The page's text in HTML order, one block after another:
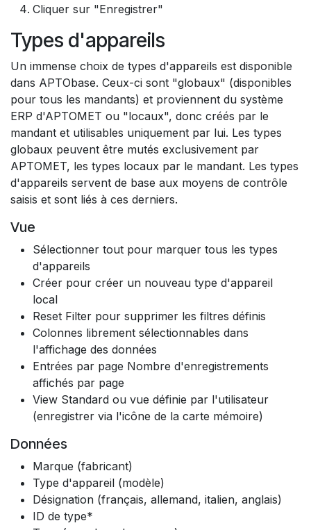
Cliquer sur "Enregistrer"
Types d'appareils
Un immense choix de types d'appareils est disponible
dans APTObase. Ceux-ci sont "globaux" (disponibles
pour tous les mandants) et proviennent du système
ERP d'APTOMET ou "locaux", donc créés par le
mandant et utilisables uniquement par lui. Les types
globaux peuvent être mutés exclusivement par
APTOMET, les types locaux par le mandant. Les types
d'appareils servent de base aux moyens de contrôle
saisis et sont liés à ces derniers.
Vue
Sélectionner tout pour marquer tous les types
d'appareils
Créer pour créer un nouveau type d'appareil
local
Reset Filter pour supprimer les filtres définis
Colonnes librement sélectionnables dans
l'affichage des données
Entrées par page Nombre d'enregistrements
affichés par page
View Standard ou vue définie par l'utilisateur
(enregistrer via l'icône de la carte mémoire)
Données
Marque (fabricant)
Type d'appareil (modèle)
Désignation (français, allemand, italien, anglais)
ID de type*